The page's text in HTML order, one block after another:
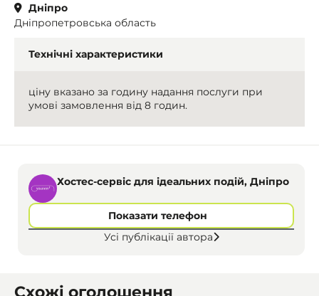
Дніпро
Дніпропетровська область
Технічні характеристики
ціну вказано за годину надання послуги при
умові замовлення від 8 годин.
Хостес-сервіс для ідеальних подій, Дніпро
Показати телефон
Усі публікації автора
Схожі оголошення